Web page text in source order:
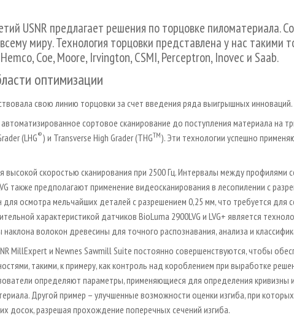
USNR предлагает решения по торцовке пиломатериала.
миру. Технология торцовки представлена у нас такими
Coe, Moore, Irvington, CSMI, Perceptron, Inovec и Saab.
оптимизации
свою линию торцовки за счет введения ряда выигрышных инноваций.
сортовое сканирование до поступления материала на
(LHG®) и Transverse High Grader (THGTM). Эти технологии успешно
высокой скоростью сканирования при 2500 Гц. Интервалы между профилями
также предполагают применение видеосканирования в лесопилении с
для осмотра мельчайших деталей с разрешением 0,25 мм, что требуется для
характеристикой датчиков BioLuma 2900LVG и LVG+ является
наклона волокон древесины для точного распознавания, анализа и
MillExpert и Newnes Sawmill Suite постоянно совершенствуются, чтобы
такими, к примеру, как контроль над короблением при выработке
определяют параметры, применяющиеся для определения кривизны
Другой пример – улучшенные возможности оценки изгиба, при
досок, разрешая прохождение поперечных сечений изгиба.